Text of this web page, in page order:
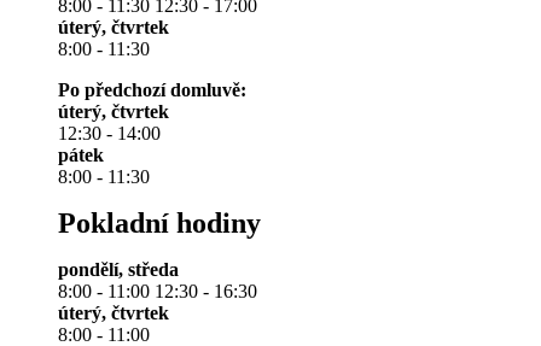
8:00 - 11:30 12:30 - 17:00
úterý, čtvrtek
8:00 - 11:30
Po předchozí domluvě:
úterý, čtvrtek
12:30 - 14:00
pátek
8:00 - 11:30
Pokladní hodiny
pondělí, středa
8:00 - 11:00 12:30 - 16:30
úterý, čtvrtek
8:00 - 11:00